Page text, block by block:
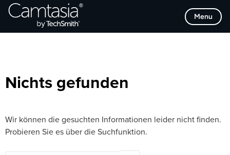
Direkt
zum
Menu
Browse Categories
Nichts gefunden
Wir können die gesuchten Informationen leider nicht finden.
Probieren Sie es über die Suchfunktion.